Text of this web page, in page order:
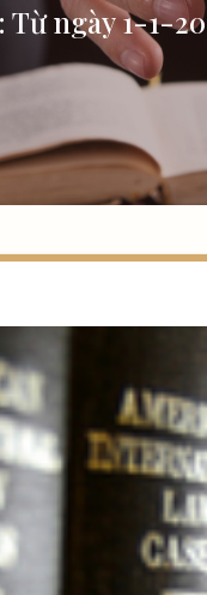
Từ ngày 1-1-